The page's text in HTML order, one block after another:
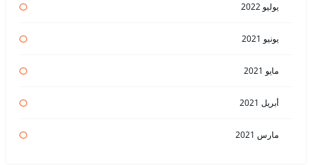
يوليو 2022
يونيو 2021
مايو 2021
أبريل 2021
مارس 2021